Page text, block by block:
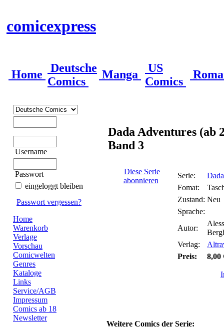
comicexpress
Home
Deutsche
Comics
Manga
US
Comics
Username
Passwort
eingeloggt bleiben
Passwort vergessen?
Home
Warenkorb
Verlage
Vorschau
Comicwelten
Genres
Kataloge
Links
Service/AGB
Impressum
Comics ab 18
Newsletter
Dada Adventures (ab
Band 3
Diese Serie
abonnieren
Serie:
Fomat:
Zustand: Neu
Sprache:
Autor:
Verlag:
Preis:
8,00
Weitere Comics der Serie: